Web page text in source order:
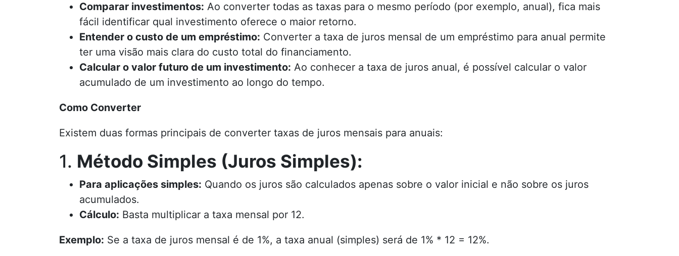
Comparar investimentos: Ao converter todas as taxas para o mesmo período (por exemplo, anual), fica mais
fácil identificar qual investimento oferece o maior retorno.
Entender o custo de um empréstimo: Converter a taxa de juros mensal de um empréstimo para anual permite
ter uma visão mais clara do custo total do financiamento.
Calcular o valor futuro de um investimento: Ao conhecer a taxa de juros anual, é possível calcular o valor
acumulado de um investimento ao longo do tempo.
Como Converter
Existem duas formas principais de converter taxas de juros mensais para anuais:
1. Método Simples (Juros Simples):
Para aplicações simples: Quando os juros são calculados apenas sobre o valor inicial e não sobre os juros
acumulados.
Cálculo: Basta multiplicar a taxa mensal por 12.
Exemplo: Se a taxa de juros mensal é de 1%, a taxa anual (simples) será de 1% * 12 = 12%.